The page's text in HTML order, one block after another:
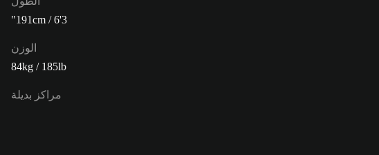
191cm / 6'3"
الوزن
84kg / 185lb
مراكز بديلة